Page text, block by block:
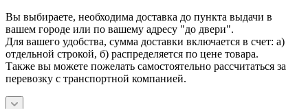
Вы выбираете, необходима доставка до пункта выдачи в
вашем городе или по вашему адресу "до двери".
Для вашего удобства, сумма доставки включается в счет: а)
отдельной строкой, б) распределяется по цене товара.
Также вы можете пожелать самостоятельно рассчитаться за
перевозку с транспортной компанией.